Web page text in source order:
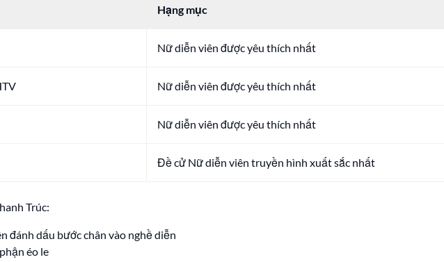
Hạng mục
Nữ diễn viên được yêu thích nhất
Nữ diễn viên được yêu thích nhất
Nữ diễn viên được yêu thích nhất
Đề cử Nữ diễn viên truyền hình xuất sắc nhất
Trúc:
đánh dấu bước chân vào nghề diễn
éo le